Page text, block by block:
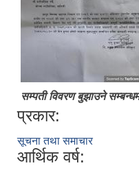
सम्पती विवरण बुझाउने
प्रकार:
सूचना तथा समाचार
आर्थिक वर्ष: